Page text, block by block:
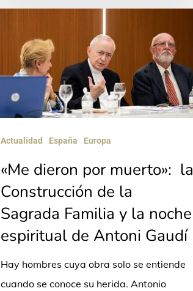
Actualidad España Europa
«Me dieron por muerto»: la
Construcción de la
Sagrada Familia y la noche
espiritual de Antoni Gaudí
Hay hombres cuya obra solo se entiende
cuando se conoce su herida. Antonio